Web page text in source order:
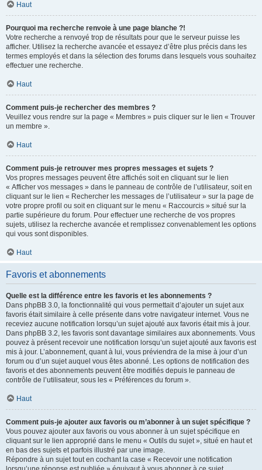
Haut
Pourquoi ma recherche renvoie à une page blanche ?!
Votre recherche a renvoyé trop de résultats pour que le serveur puisse les
afficher. Utilisez la recherche avancée et essayez d’être plus précis dans les
termes employés et dans la sélection des forums dans lesquels vous souhaitez
effectuer une recherche.
Haut
Comment puis-je rechercher des membres ?
Veuillez vous rendre sur la page « Membres » puis cliquer sur le lien « Trouver
un membre ».
Haut
Comment puis-je retrouver mes propres messages et sujets ?
Vos propres messages peuvent être affichés soit en cliquant sur le lien
« Afficher vos messages » dans le panneau de contrôle de l’utilisateur, soit en
cliquant sur le lien « Rechercher les messages de l’utilisateur » sur la page de
votre propre profil ou soit en cliquant sur le menu « Raccourcis » situé sur la
partie supérieure du forum. Pour effectuer une recherche de vos propres
sujets, utilisez la recherche avancée et remplissez convenablement les options
qui vous sont disponibles.
Haut
Favoris et abonnements
Quelle est la différence entre les favoris et les abonnements ?
Dans phpBB 3.0, la fonctionnalité qui vous permettait d’ajouter un sujet aux
favoris était similaire à celle présente dans votre navigateur internet. Vous ne
receviez aucune notification lorsqu’un sujet ajouté aux favoris était mis à jour.
Dans phpBB 3.2, les favoris sont davantage similaires aux abonnements. Vous
pouvez à présent recevoir une notification lorsqu’un sujet ajouté aux favoris est
mis à jour. L’abonnement, quant à lui, vous préviendra de la mise à jour d’un
forum ou d’un sujet auquel vous êtes abonné. Les options de notification des
favoris et des abonnements peuvent être modifiés depuis le panneau de
contrôle de l’utilisateur, sous les « Préférences du forum ».
Haut
Comment puis-je ajouter aux favoris ou m’abonner à un sujet spécifique ?
Vous pouvez ajouter aux favoris ou vous abonner à un sujet spécifique en
cliquant sur le lien approprié dans le menu « Outils du sujet », situé en haut et
en bas des sujets et parfois illustré par une image.
Répondre à un sujet tout en cochant la case « Recevoir une notification